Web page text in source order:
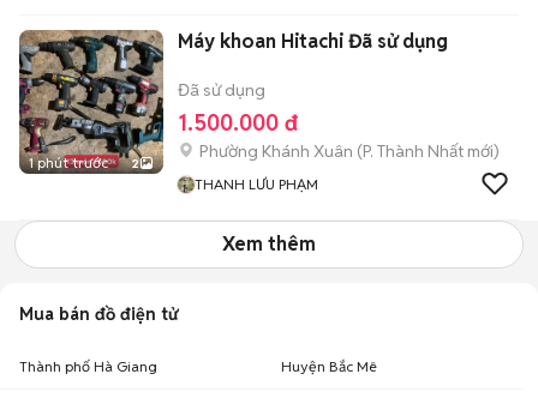
1 phút trước 2
Máy khoan Hitachi Đã sử dụng
Đã sử dụng
1.500.000 đ
Phường Khánh Xuân (P. Thành Nhất mới)
THANH LƯU PHẠM
Xem thêm
Mua bán đồ điện tử
Thành phố Hà Giang Huyện Bắc Mê